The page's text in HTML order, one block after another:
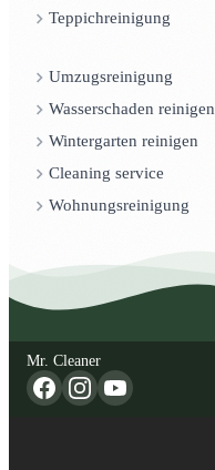
Teppichreinigung
Umzugsreinigung
Wasserschaden reinigen
Wintergarten reinigen
Cleaning service
Wohnungsreinigung
Mr. Cleaner